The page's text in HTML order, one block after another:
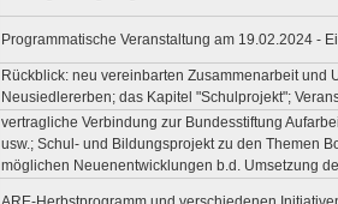
Programmatische Veranstaltung am 19.02.2024 -
Rückblick: neu vereinbarten Zusammenarbeit und
Neusiedlererben; das Kapitel "Schulprojekt";
vertragliche Verbindung zur Bundesstiftung
usw.; Schul- und Bildungsprojekt zu den Themen
möglichen Neuenentwicklungen b.d. Umsetzung